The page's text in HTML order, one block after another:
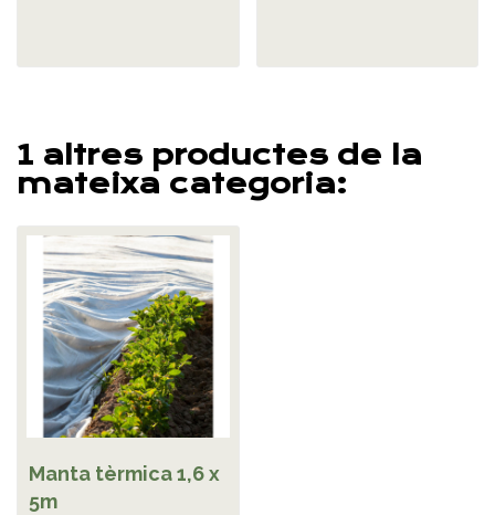
1 altres productes de la
mateixa categoria:
Manta tèrmica 1,6 x
5m